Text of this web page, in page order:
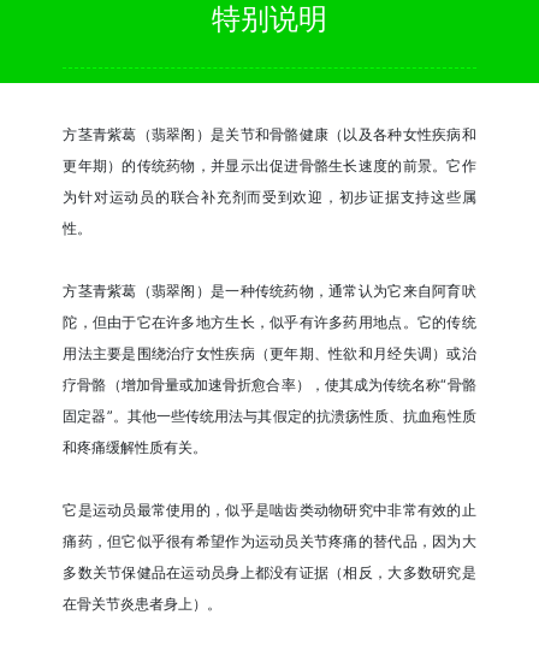
特别说明
方茎青紫葛（翡翠阁）是关节和骨骼健康（以及各种女性疾病和
更年期）的传统药物，并显示出促进骨骼生长速度的前景。它作
为针对运动员的联合补充剂而受到欢迎，初步证据支持这些属
性。
方茎青紫葛（翡翠阁）是一种传统药物，通常认为它来自阿育吠
陀，但由于它在许多地方生长，似乎有许多药用地点。它的传统
用法主要是围绕治疗女性疾病（更年期、性欲和月经失调）或治
疗骨骼（增加骨量或加速骨折愈合率），使其成为传统名称“骨骼
固定器”。其他一些传统用法与其假定的抗溃疡性质、抗血疱性质
和疼痛缓解性质有关。
它是运动员最常使用的，似乎是啮齿类动物研究中非常有效的止
痛药，但它似乎很有希望作为运动员关节疼痛的替代品，因为大
多数关节保健品在运动员身上都没有证据（相反，大多数研究是
在骨关节炎患者身上）。